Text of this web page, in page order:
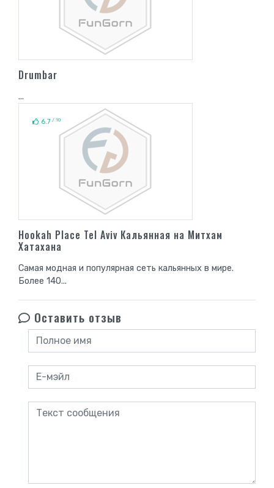
Drumbar
...
6.7 / 10
Hookah Place Tel Aviv Кальянная на Митхам
Хатахана
Самая модная и популярная сеть кальянных в мире.
Более 140...
Оставить отзыв